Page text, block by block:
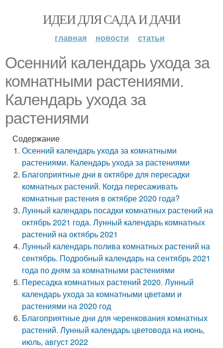
ИДЕИ ДЛЯ САДА И ДАЧИ
главная новости статьи
Осенний календарь ухода за
комнатными растениями.
Календарь ухода за
растениями
Содержание
Осенний календарь ухода за комнатными
растениями. Календарь ухода за растениями
Благоприятные дни в октябре для пересадки
комнатных растений. Когда пересаживать
комнатные растения в октябре 2020 года?
Лунный календарь посадки комнатных растений на
октябрь 2021 года. Лунный календарь комнатных
растений на октябрь 2021
Лунный календарь полива комнатных растений на
сентябрь. Подробный календарь на сентябрь 2021
года по дням за комнатными растениями
Пересадка комнатных растений 2020. Лунный
календарь ухода за комнатными цветами и
растениями на 2020 год
Благоприятные дни для черенкования комнатных
растений. Лунный календарь цветовода на июнь,
июль, август 2022